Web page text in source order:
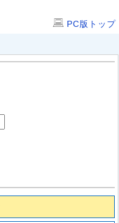
PC版トップ